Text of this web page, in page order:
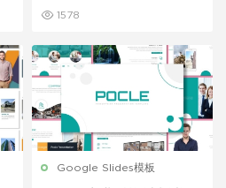
1578
Google Slides模板